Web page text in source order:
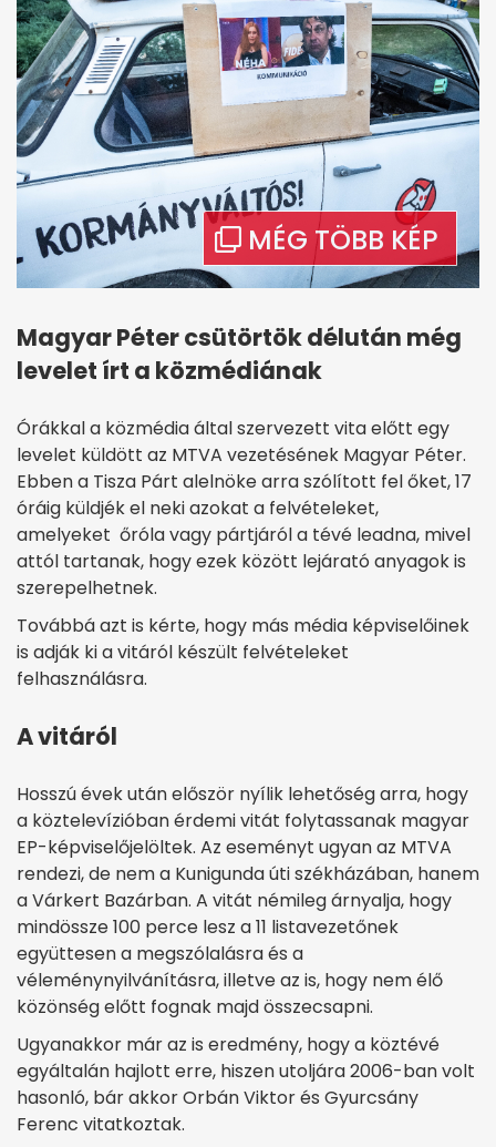
Magyar Péter csütörtök délután még
levelet írt a közmédiának
Órákkal a közmédia által szervezett vita előtt egy
levelet küldött az MTVA vezetésének Magyar Péter.
Ebben a Tisza Párt alelnöke arra szólított fel őket, 17
óráig küldjék el neki azokat a felvételeket,
amelyeket őróla vagy pártjáról a tévé leadna, mivel
attól tartanak, hogy ezek között lejárató anyagok is
szerepelhetnek.
Továbbá azt is kérte, hogy más média képviselőinek
is adják ki a vitáról készült felvételeket
felhasználásra.
A vitáról
Hosszú évek után először nyílik lehetőség arra, hogy
a köztelevízióban érdemi vitát folytassanak magyar
EP-képviselőjelöltek. Az eseményt ugyan az MTVA
rendezi, de nem a Kunigunda úti székházában, hanem
a Várkert Bazárban. A vitát némileg árnyalja, hogy
mindössze 100 perce lesz a 11 listavezetőnek
együttesen a megszólalásra és a
véleménynyilvánításra, illetve az is, hogy nem élő
közönség előtt fognak majd összecsapni.
Ugyanakkor már az is eredmény, hogy a köztévé
egyáltalán hajlott erre, hiszen utoljára 2006-ban volt
hasonló, bár akkor Orbán Viktor és Gyurcsány
Ferenc vitatkoztak.